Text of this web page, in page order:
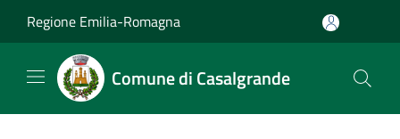
Regione Emilia-Romagna
Comune di Casalgrande